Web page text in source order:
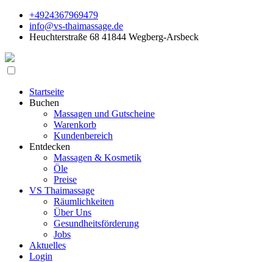
+4924367969479
info@vs-thaimassage.de
Heuchterstraße 68 41844 Wegberg-Arsbeck
Startseite
Buchen
Massagen und Gutscheine
Warenkorb
Kundenbereich
Entdecken
Massagen & Kosmetik
Öle
Preise
VS Thaimassage
Räumlichkeiten
Über Uns
Gesundheitsförderung
Jobs
Aktuelles
Login